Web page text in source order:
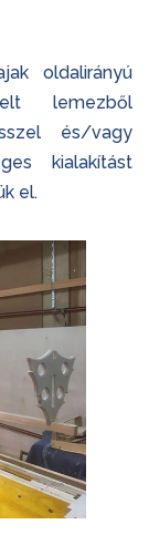
oldalirányú
lemezből
és/vagy
kialakítást
el.